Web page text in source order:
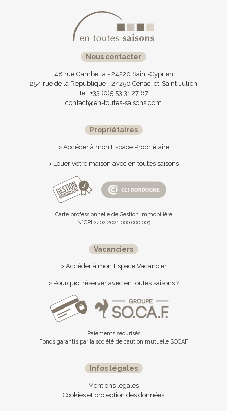
Nous contacter
48 rue Gambetta - 24220 Saint-Cyprien
254 rue de la République - 24250 Cénac-et-Saint-Julien
Tel. +33 (0)5 53 31 27 67
contact@en-toutes-saisons.com
Propriétaires
> Accéder à mon Espace Propriétaire
> Louer votre maison avec en toutes saisons
Carte professionnelle de Gestion Immobilière
N°CPI 2402 2021 000 000 003
Vacanciers
> Accéder à mon Espace Vacancier
> Pourquoi réserver avec en toutes saisons ?
Paiements sécurisés
Fonds garantis par la société de caution mutuelle SOCAF
Infos légales
Mentions légales
Cookies et protection des données